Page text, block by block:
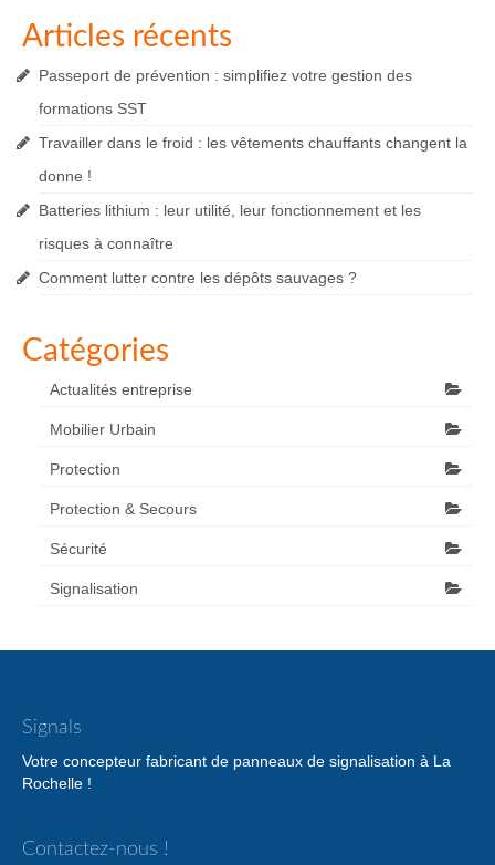
Articles récents
Passeport de prévention : simplifiez votre gestion des
formations SST
Travailler dans le froid : les vêtements chauffants changent la
donne !
Batteries lithium : leur utilité, leur fonctionnement et les
risques à connaître
Comment lutter contre les dépôts sauvages ?
Catégories
Actualités entreprise
Mobilier Urbain
Protection
Protection & Secours
Sécurité
Signalisation
Signals
Votre concepteur fabricant de panneaux de signalisation à La
Rochelle !
Contactez-nous !